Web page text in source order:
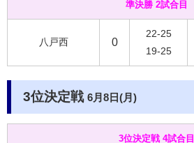
準決勝 2試合目
八戸西 0
22-25
19-25
3位決定戦 6月8日(月)
3位決定戦 4試合目